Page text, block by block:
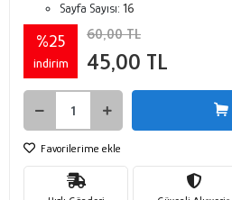
Sayfa Sayısı: 16
%25
indirim
60,00 TL
45,00 TL
Favorilerime ekle